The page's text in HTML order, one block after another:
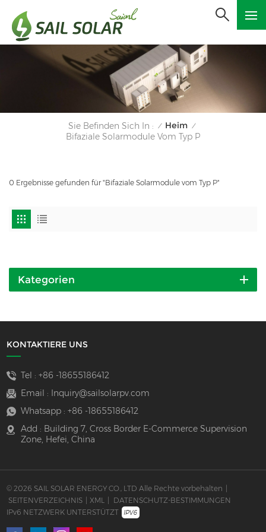
Sie Befinden Sich In : / Heim /
Bifaziale Solarmodule Vom Typ P
0 Ergebnisse gefunden für "Bifaziale Solarmodule vom Typ P"
Kategorien
KONTAKTIERE UNS
Tel : +86 -18655186412
Email :
Inquiry@sailsolarpv.com
Whatsapp : +86 -18655186412
Add : Building 7, Cross Border E-Commerce Supervision
Zone, Hefei, China
© 2026 SAIL SOLAR ENERGY CO., LTD Alle Rechte vorbehalten |
SEITENVERZEICHNIS | XML | DATENSCHUTZ-BESTIMMUNGEN
IPv6 NETZWERK UNTERSTÜTZT